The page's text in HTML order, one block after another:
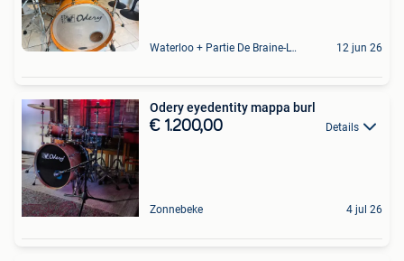
Waterloo + Partie De Braine-L'Alleud, De Ohain 12 jun 26
Odery eyedentity mappa burl
€ 1.200,00 Details
Zonnebeke 4 jul 26